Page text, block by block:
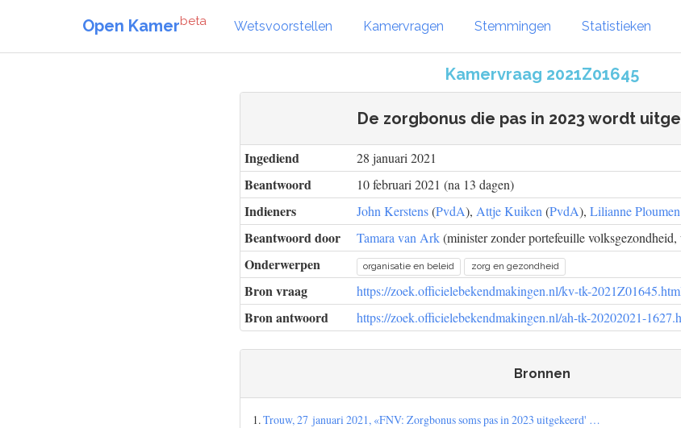
Open Kamerbeta Wetsvoorstellen Kamervragen Stemmingen Statistieken
Kamervraag 2021Z01645
De zorgbonus die pas in 2023 wordt
Ingediend 28 januari 2021
Beantwoord 10 februari 2021 (na 13 dagen)
Indieners John Kerstens(PvdA), Attje Kuiken (PvdA), Lilianne Ploumen
Beantwoord door Tamara van Ark(minister zonder portefeuille
Onderwerpen organisatie en beleid zorg en gezondheid
Bron vraag https://zoek.officielebekendmakingen.nl/kv-tk-
Bron antwoord https://zoek.officielebekendmakingen.nl/ah-tk-20202021-
Bronnen
1.Trouw, 27 januari 2021, «FNV: Zorgbonus soms pas in 2023 uitgekeerd' …